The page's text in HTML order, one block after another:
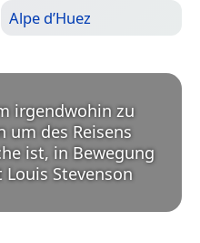
Alpe d’Huez
irgendwohin zu
um des Reisens
ist, in Bewegung
Louis Stevenson